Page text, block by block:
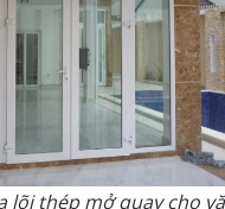
lõithép mở quay cho